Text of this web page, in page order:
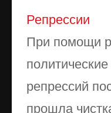
Репрессии
При помощи
репрессий
прошла